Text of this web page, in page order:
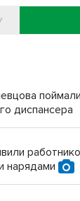
диспансера
нарядами